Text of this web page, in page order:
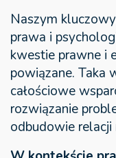
Naszym
prawa i
kwestie prawne i
powiązane. Taka
całościowe
rozwiązanie
odbudowie relacji